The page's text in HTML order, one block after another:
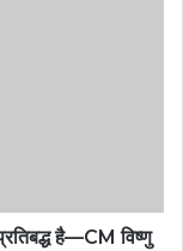
है—CM विष्णु